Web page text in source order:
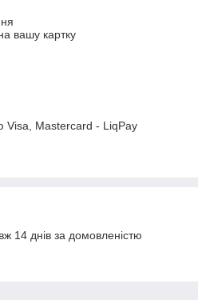
вашу картку
Visa, Mastercard - LiqPay
14 днів за домовленістю